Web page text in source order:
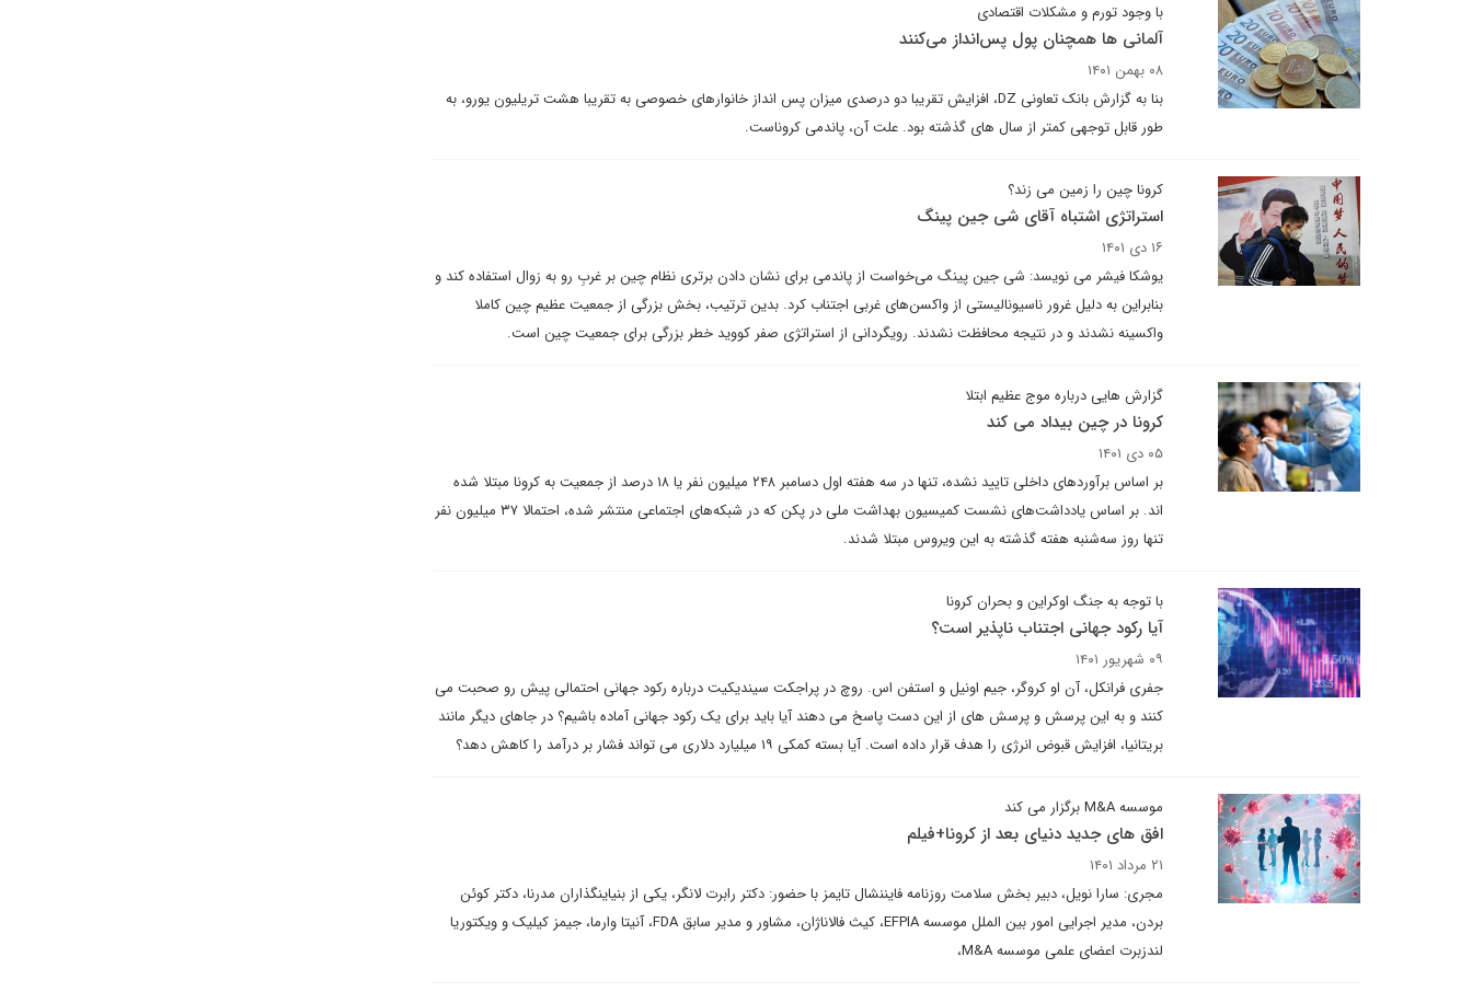
با وجود تورم و مشکلات اقتصادی
آلمانی ها همچنان پول پس‌انداز می‌کنند
۰۸ بهمن ۱۴۰۱
بنا به گزارش بانک تعاونی DZ، افزایش تقریبا دو درصدی میزان پس انداز خانوارهای خصوصی به تقریبا هشت تریلیون یورو، به
طور قابل توجهی کمتر از سال های گذشته بود. علت آن، پاندمی کروناست.
کرونا چین را زمین می زند؟
استراتژی اشتباه آقای شی جین پینگ
۱۶ دی ۱۴۰۱
یوشکا فیشر می نویسد: شی جین پینگ می‌خواست از پاندمی برای نشان دادن برتری نظام چین بر غربِ رو به زوال استفاده کند و
بنابراین به دلیل غرور ناسیونالیستی از واکسن‌های غربی اجتناب کرد. بدین ترتیب، بخش بزرگی از جمعیت عظیم چین کاملا
واکسینه نشدند و در نتیجه محافظت نشدند. رویگردانی از استراتژی صفر کووید خطر بزرگی برای جمعیت چین است.
گزارش هایی درباره موج عظیم ابتلا
کرونا در چین بیداد می کند
۰۵ دی ۱۴۰۱
بر اساس برآوردهای داخلی تایید نشده، تنها در سه هفته اول دسامبر ۲۴۸ میلیون نفر یا ۱۸ درصد از جمعیت به کرونا مبتلا شده
اند. بر اساس یادداشت‌های نشست کمیسیون بهداشت ملی در پکن که در شبکه‌های اجتماعی منتشر شده، احتمالا ۳۷ میلیون نفر
تنها روز سه‌شنبه هفته گذشته به این ویروس مبتلا شدند.
با توجه به جنگ اوکراین و بحران کرونا
آیا رکود جهانی اجتناب ناپذیر است؟
۰۹ شهریور ۱۴۰۱
جفری فرانکل، آن او کروگر، جیم اونیل و استفن اس. روچ در پراجکت سیندیکیت درباره رکود جهانی احتمالی پیش رو صحبت می
کنند و به این پرسش و پرسش های از این دست پاسخ می دهند آیا باید برای یک رکود جهانی آماده باشیم؟ در جاهای دیگر مانند
بریتانیا، افزایش قبوض انرژی را هدف قرار داده است. آیا بسته کمکی ۱۹ میلیارد دلاری می تواند فشار بر درآمد را کاهش دهد؟
موسسه M&A برگزار می کند
افق های جدید دنیای بعد از کرونا+فیلم
۲۱ مرداد ۱۴۰۱
مجری: سارا نویل، دبیر بخش سلامت روزنامه فایننشال تایمز با حضور: دکتر رابرت لانگر، یکی از بنیاینگذاران مدرنا، دکتر کوئن
بردن، مدیر اجرایی امور بین الملل موسسه EFPIA، کیث فالاناژان، مشاور و مدیر سابق FDA، آنیتا وارما، جیمز کیلیک و ویکتوریا
لندزبرت اعضای علمی موسسه M&A،